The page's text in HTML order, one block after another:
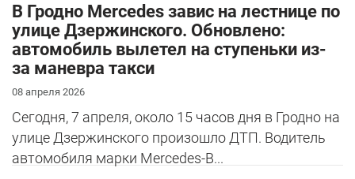
В Гродно Mercedes завис на лестнице по
улице Дзержинского. Обновлено:
автомобиль вылетел на ступеньки из-
за маневра такси
08 апреля 2026
Сегодня, 7 апреля, около 15 часов дня в Гродно на
улице Дзержинского произошло ДТП. Водитель
автомобиля марки Mercedes-B...